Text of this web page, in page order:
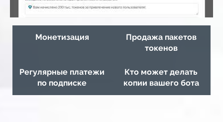
Монетизация
Продажа пакетов
токенов
Регулярные платежи
по подписке
Кто может делать
копии вашего бота